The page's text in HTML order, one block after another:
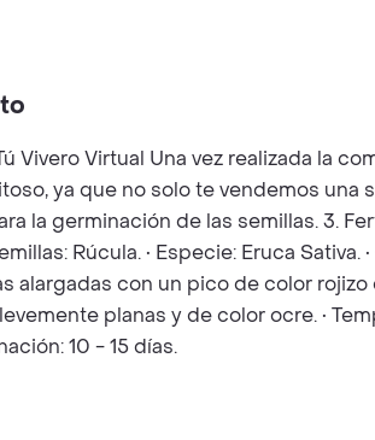
Vivero Virtual Una vez realizada la
ya que no solo te vendemos
la germinación de las semillas.
Rúcula. • Especie: Eruca
alargadas con un pico de color
planas y de color ocre. •
10 - 15 días.